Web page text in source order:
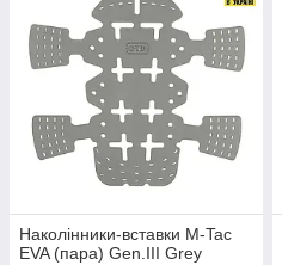
Наколінники-вставки M-Tac
EVA (пара) Gen.III Grey